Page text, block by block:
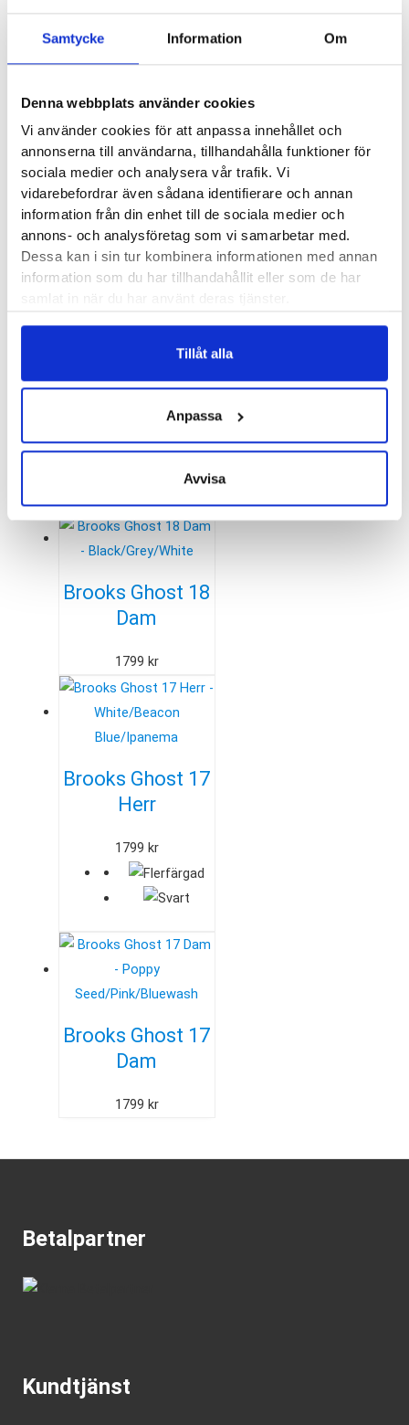
Samtycke Information Om
Denna webbplats använder cookies
Vi använder cookies för att anpassa innehållet och
annonserna till användarna, tillhandahålla funktioner för
sociala medier och analysera vår trafik. Vi
vidarebefordrar även sådana identifierare och annan
information från din enhet till de sociala medier och
annons- och analysföretag som vi samarbetar med.
Dessa kan i sin tur kombinera informationen med annan
information som du har tillhandahållit eller som de har
samlat in när du har använt deras tjänster.
Tillåt alla
Anpassa
Avvisa
Recensioner
Besökta produkter
Brooks Zeal
Walker Dam
Brooks Ghost 18
Dam
1799 kr
Brooks Ghost 17
Herr
1799 kr
Brooks Ghost 17
Dam
1799 kr
Betalpartner
Kundtjänst